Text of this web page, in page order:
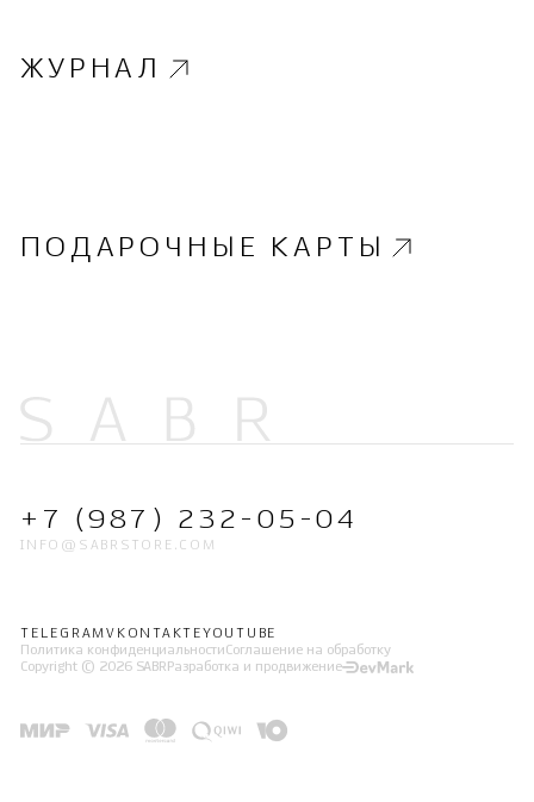
ЖУРНАЛ
ПОДАРОЧНЫЕ КАРТЫ
+7 (987) 232-05-04
INFO@SABRSTORE.COM
TELEGRAMVKONTAKTE YOUTUBE
Политика конфиденциальности Соглашение на обработку
Copyright © 2026 SABR Разработка и продвижение